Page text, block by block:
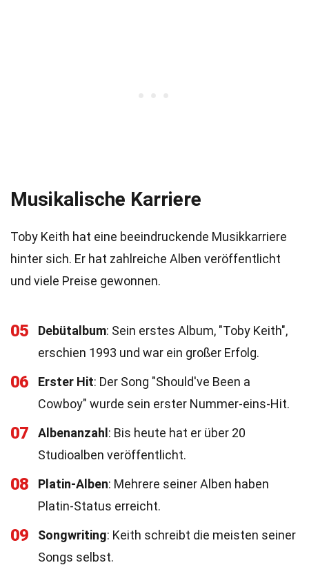
Musikalische Karriere
Toby Keith hat eine beeindruckende Musikkarriere
hinter sich. Er hat zahlreiche Alben veröffentlicht
und viele Preise gewonnen.
05 Debütalbum: Sein erstes Album, "Toby Keith",
erschien 1993 und war ein großer Erfolg.
06 Erster Hit: Der Song "Should've Been a
Cowboy" wurde sein erster Nummer-eins-Hit.
07 Albenanzahl : Bis heute hat er über 20
Studioalben veröffentlicht.
08 Platin-Alben: Mehrere seiner Alben haben
Platin-Status erreicht.
09 Songwriting: Keith schreibt die meisten seiner
Songs selbst.